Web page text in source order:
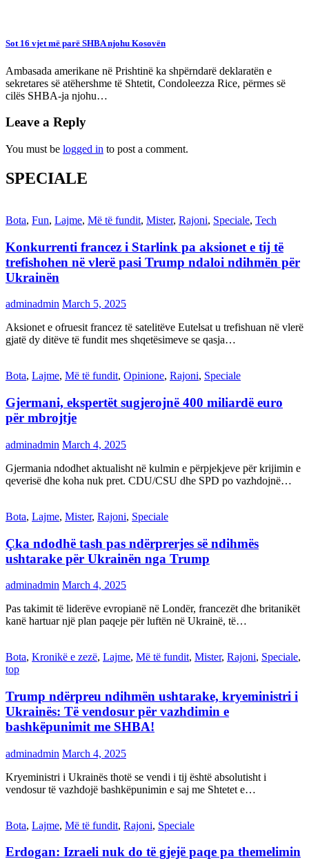
Sot 16 vjet më parë SHBA njohu Kosovën
Ambasada amerikane në Prishtinë ka shpërndarë deklaratën e
sekretares së atëhershme të Shtetit, Condoleezza Rice, përmes së
cilës SHBA-ja njohu…
Leave a Reply
You must be logged in to post a comment.
SPECIALE
Bota, Fun, Lajme, Më të fundit, Mister, Rajoni, Speciale, Tech
Konkurrenti francez i Starlink pa aksionet e tij të
trefishohen në vlerë pasi Trump ndaloi ndihmën për
Ukrainën
adminadmin March 5, 2025
Aksionet e ofruesit francez të satelitëve Eutelsat u trefishuan në vlerë
gjatë dy ditëve të fundit mes shqetësimeve se qasja…
Bota, Lajme, Më të fundit, Opinione, Rajoni, Speciale
Gjermani, ekspertët sugjerojnë 400 miliardë euro
për mbrojtje
adminadmin March 4, 2025
Gjermania ndodhet aktualisht në kulmin e përpjekjeve për krijimin e
qeverisë dhe koha nuk pret. CDU/CSU dhe SPD po vazhdojnë…
Bota, Lajme, Mister, Rajoni, Speciale
Çka ndodhë tash pas ndërprerjes së ndihmës
ushtarake për Ukrainën nga Trump
adminadmin March 4, 2025
Pas takimit të liderëve evropianë në Londër, francezët dhe britanikët
kanë hartuar një plan paqeje për luftën në Ukrainë, të…
Bota, Kronikë e zezë, Lajme, Më të fundit, Mister, Rajoni, Speciale,
top
Trump ndërpreu ndihmën ushtarake, kryeministri i
Ukrainës: Të vendosur për vazhdimin e
bashkëpunimit me SHBA!
adminadmin March 4, 2025
Kryeministri i Ukrainës thotë se vendi i tij është absolutisht i
vendosur të vazhdojë bashkëpunimin e saj me Shtetet e…
Bota, Lajme, Më të fundit, Rajoni, Speciale
Erdogan: Izraeli nuk do të gjejë paqe pa themelimin